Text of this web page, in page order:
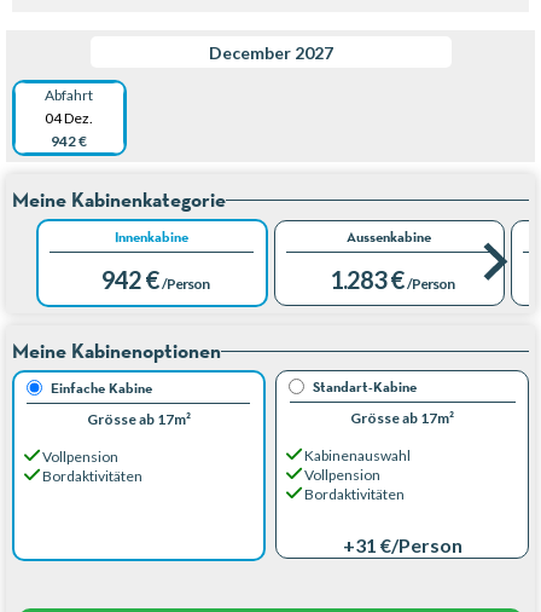
December 2027
Abfahrt
04 Dez.
942 €
Meine Kabinenkategorie
Innenkabine
942 € /Person
Aussenkabine
1.283 € /Person
Meine Kabinenoptionen
Einfache Kabine
Grösse ab 17m²
Vollpension
Bordaktivitäten
Standart-Kabine
Grösse ab 17m²
Kabinenauswahl
Vollpension
Bordaktivitäten
+31 €/Person